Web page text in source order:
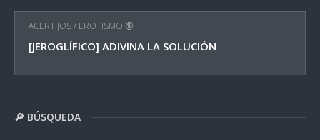
ACERTIJOS/ EROTISMO 🔞
[JEROGLÍFICO] ADIVINA LA SOLUCIÓN
🔎 BÚSQUEDA